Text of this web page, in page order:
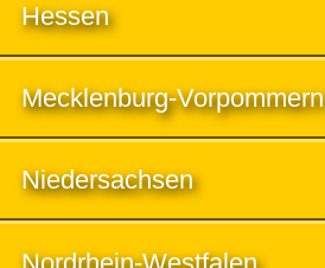
Hessen
Mecklenburg-Vorpommern
Niedersachsen